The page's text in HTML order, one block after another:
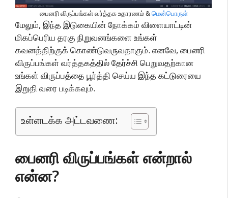
பைனரி விருப்பங்கள் வர்த்தக உதாரணம் &மென்பொருள்
மேலும், இந்த இடுகையின் நோக்கம் விளையாட்டின்
மிகப்பெரிய தரகு நிறுவனங்களை உங்கள்
கவனத்திற்குக் கொண்டுவருவதாகும். எனவே, பைனரி
விருப்பங்கள் வர்த்தகத்தில் தேர்ச்சி பெறுவதற்கான
உங்கள் விருப்பத்தை பூர்த்தி செய்ய இந்த கட்டுரையை
இறுதி வரை படிக்கவும்.
உள்ளடக்க அட்டவணை:
பைனரி விருப்பங்கள் என்றால்
என்ன?